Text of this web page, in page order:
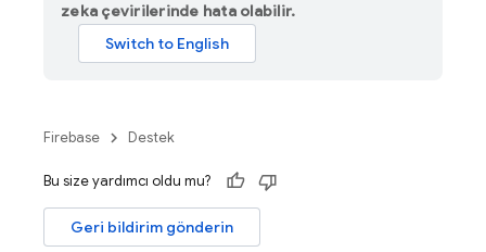
zeka çevirilerinde hata olabilir.
Firebase Destek
Bu size yardımcı oldu mu?
Geri bildirim gönderin